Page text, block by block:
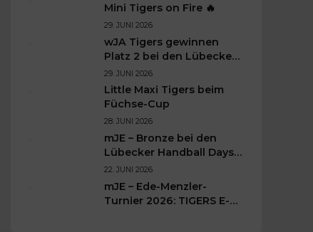
Mini Tigers on Fire 🔥
29. JUNI 2026
wJA Tigers gewinnen
Platz 2 bei den Lübecker
Handballtagen 2026
29. JUNI 2026
Little Maxi Tigers beim
Füchse-Cup
28. JUNI 2026
mJE – Bronze bei den
Lübecker Handball Days –
Was für ein Wochenende
für unsere kleinen TIGERS
22. JUNI 2026
mJE – Ede-Menzler-
Turnier 2026: TIGERS E-